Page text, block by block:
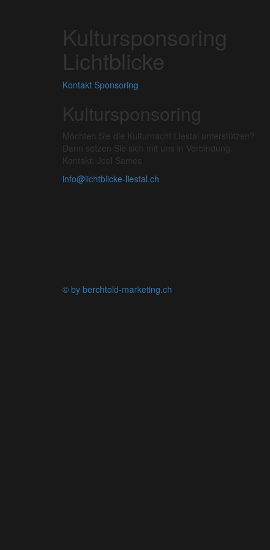
Kultursponsoring
Lichtblicke
Kontakt Sponsoring
Kultursponsoring
Möchten Sie die Kulturnacht Liestal unterstützen?
Dann setzen Sie sich mit uns in Verbindung.
Kontakt: Joel Sames
info@lichtblicke-liestal.ch
© by berchtold-marketing.ch